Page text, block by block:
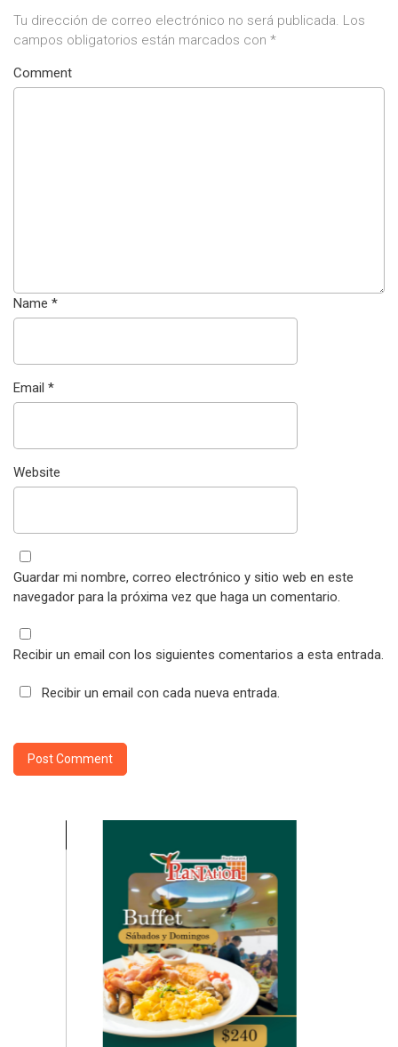
Tu dirección de correo electrónico no será publicada. Los
campos obligatorios están marcados con *
Comment
Name *
Email *
Website
Guardar mi nombre, correo electrónico y sitio web en este
navegador para la próxima vez que haga un comentario.
Recibir un email con los siguientes comentarios a esta entrada.
Recibir un email con cada nueva entrada.